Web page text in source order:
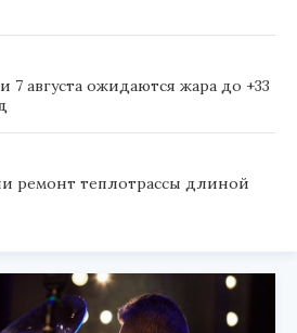
7 августа ожидаются жара до +33
ремонт теплотрассы длиной